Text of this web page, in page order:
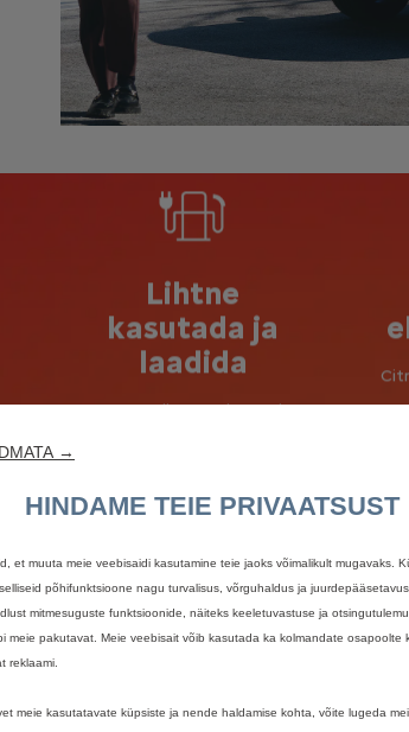
Lihtne
kasutada ja
laadida
Kasuta ära C5 Aircrossi
lihtne ja praktiline.
tunni ja 15 minutiga.
→
HINDAME TEIE PRIVAATSUST
et muuta meie veebisaidi kasutamine teie jaoks võimalikult mugavaks.
põhifunktsioone nagu turvalisus, võrguhaldus ja
mitmesuguste funktsioonide, näiteks keeletuvastuse ja
meie pakutavat. Meie veebisait võib kasutada ka kolmandate osapoolte
reklaami.
meie kasutatavate küpsiste ja nende haldamise kohta, võite lugeda